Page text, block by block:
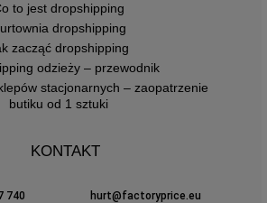
to jest dropshipping
dropshipping
zacząć dropshipping
odzieży – przewodnik
stacjonarnych – zaopatrzenie
butiku od 1 sztuki
KONTAKT
740
hurt@factoryprice.eu